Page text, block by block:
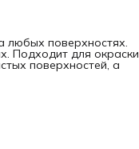
любых поверхностях.
Подходит для окраски
поверхностей, а